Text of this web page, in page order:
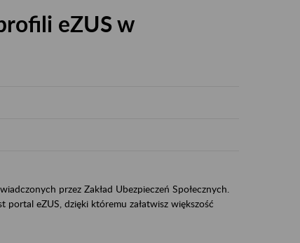
eZUS w
przez Zakład Ubezpieczeń Społecznych.
portal eZUS, dzięki któremu załatwisz większość